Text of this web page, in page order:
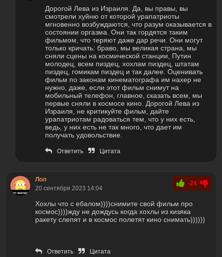
Дорогой Лева из Израиля. Да, вы правы, вы
смотрели хуйню от которой урапатриоты
мгновенно возбуждаются, что разум оказывается в
состоянии оргазма. Они так гордятся таким
фильмом, что теряют даже дар речи. Они могут
только кричать: браво, мы великая страна, мы
сняли сцены на космической станции, Путин
молодец, всем пиздец, хохлам пиздец, штатам
пиздец, гомикам пиздец и так далее. Оценивать
фильм по законам кинематографа им нахер не
нужно, даже, если этот фильм снимут на
мобильный телефон, главное, сказать всем, мы
первые сняли в космосе кино. Дорогой Лева из
Израиля, не критикуйте фильм, дайте
урапатриотам радоваться тем, что у них есть,
ведь, у них есть не так много, что дает им
получать удовольствие.
Ответить Цитата
Лол
20 сентября 2023 14:04
-24
Хохлы что с ебалом))))снимите свой фильм про
космос))))жду не дождусь когда хохлы из кизяка
ракету слепят и в космос полетят кино снимать))))))
Ответить Цитата